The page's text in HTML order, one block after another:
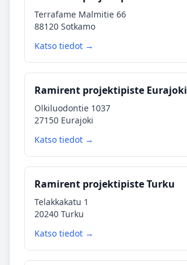
Terrafame Malmitie 66
88120 Sotkamo
Katso tiedot →
Ramirent projektipiste Eurajoki
Olkiluodontie 1037
27150 Eurajoki
Katso tiedot →
Ramirent projektipiste Turku
Telakkakatu 1
20240 Turku
Katso tiedot →